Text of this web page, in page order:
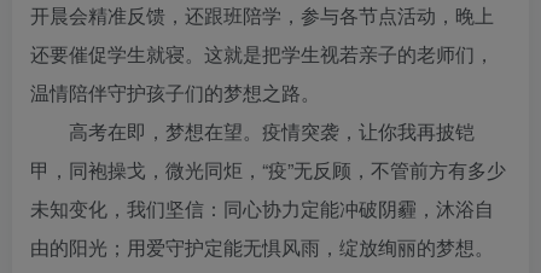
开晨会精准反馈，还跟班陪学，参与各节点活动，晚上
还要催促学生就寝。这就是把学生视若亲子的老师们，
温情陪伴守护孩子们的梦想之路。
高考在即，梦想在望。疫情突袭，让你我再披铠
甲，同袍操戈，微光同炬，“疫”无反顾，不管前方有多少
未知变化，我们坚信：同心协力定能冲破阴霾，沐浴自
由的阳光；用爱守护定能无惧风雨，绽放绚丽的梦想。